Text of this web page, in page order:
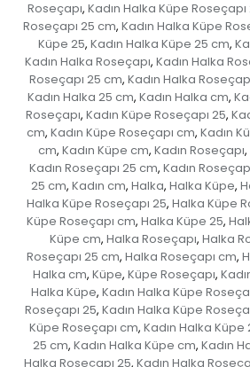
Roseçapı, Kadın Halka Küpe Roseçapı
Roseçapı 25 cm, Kadın Halka Küpe
Küpe 25, Kadın Halka Küpe 25 cm,
Kadın Halka Roseçapı, Kadın Halka
Roseçapı 25 cm, Kadın Halka
Kadın Halka 25 cm, Kadın Halka cm,
Roseçapı, Kadın Küpe Roseçapı 25,
cm, Kadın Küpe Roseçapı cm, Kadın
cm, Kadın Küpe cm, Kadın Roseçapı,
Kadın Roseçapı 25 cm, Kadın
25 cm, Kadın cm, Halka, Halka Küpe,
Halka Küpe Roseçapı 25, Halka Küpe
Küpe Roseçapı cm, Halka Küpe 25,
Küpe cm, Halka Roseçapı, Halka
Roseçapı 25 cm, Halka Roseçapı cm,
Halka cm, Küpe, Küpe Roseçapı,
Halka Küpe, Kadın Halka Küpe
Roseçapı 25, Kadın Halka Küpe
Küpe Roseçapı cm, Kadın Halka Küpe
25 cm, Kadın Halka Küpe cm, Kadın
Halka Roseçapı 25, Kadın Halka